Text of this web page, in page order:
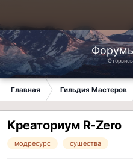
Главная Гильдия Мастеров
Креаториум R-Zero
модресурс существа